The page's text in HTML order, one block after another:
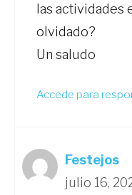
las actividades
olvidado?
Un saludo
Accede para
Festejos
julio 16,